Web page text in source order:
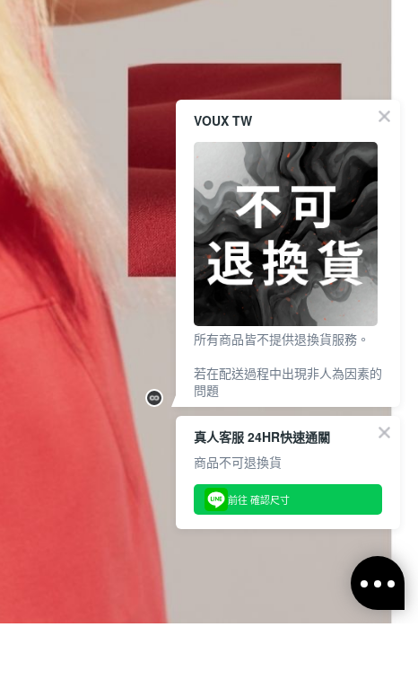
VOUX TW
所有商品皆不提供退換貨服務。
若在配送過程中出現非人為因素的
問題
透過【 聯絡客服 / 客服中心 】申
請，並提供相關照片作為證明。
商品需保持全新、未下水、未穿
著、未剪標、包裝完整，經確認
後，客服將協助後續處理。
https://www.voux.com.tw/contact-
真人客服 24HR快速通關
商品不可退換貨
前往 確認尺寸